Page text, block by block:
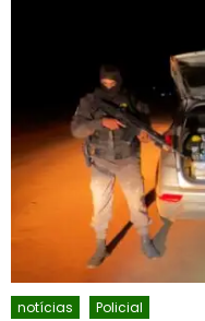
notícias Policial